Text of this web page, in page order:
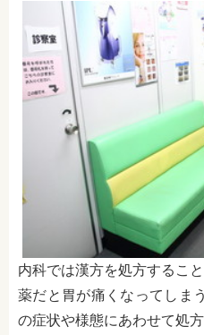
内科では漢方を処方すること
薬だと胃が痛くなってしま
の症状や様態にあわせて処方